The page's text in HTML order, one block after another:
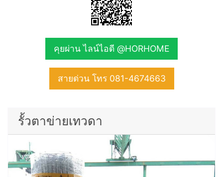
คุยผ่าน ไลน์ไอดี @HORHOME
สายด่วน โทร 081-4674663
รั้วตาข่ายเทวดา